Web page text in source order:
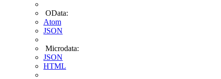
OData:
Atom
JSON
Microdata:
JSON
HTML